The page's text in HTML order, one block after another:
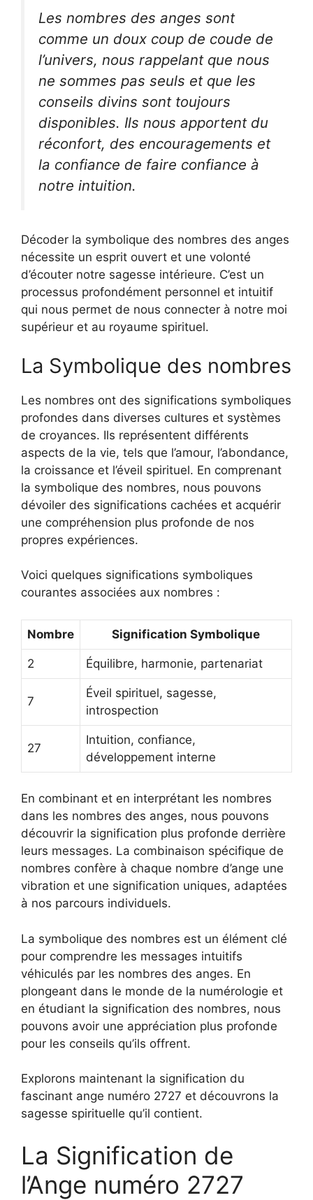
Les nombres des anges sont
comme un doux coup de coude de
l’univers, nous rappelant que nous
ne sommes pas seuls et que les
conseils divins sont toujours
disponibles. Ils nous apportent du
réconfort, des encouragements et
la confiance de faire confiance à
notre intuition.
Décoder la symbolique des nombres des anges
nécessite un esprit ouvert et une volonté
d’écouter notre sagesse intérieure. C’est un
processus profondément personnel et intuitif
qui nous permet de nous connecter à notre moi
supérieur et au royaume spirituel.
La Symbolique des nombres
Les nombres ont des significations symboliques
profondes dans diverses cultures et systèmes
de croyances. Ils représentent différents
aspects de la vie, tels que l’amour, l’abondance,
la croissance et l’éveil spirituel. En comprenant
la symbolique des nombres, nous pouvons
dévoiler des significations cachées et acquérir
une compréhension plus profonde de nos
propres expériences.
Voici quelques significations symboliques
courantes associées aux nombres :
Nombre Signification Symbolique
2 Équilibre, harmonie, partenariat
7
Éveil spirituel, sagesse,
introspection
27
Intuition, confiance,
développement interne
En combinant et en interprétant les nombres
dans les nombres des anges, nous pouvons
découvrir la signification plus profonde derrière
leurs messages. La combinaison spécifique de
nombres confère à chaque nombre d’ange une
vibration et une signification uniques, adaptées
à nos parcours individuels.
La symbolique des nombres est un élément clé
pour comprendre les messages intuitifs
véhiculés par les nombres des anges. En
plongeant dans le monde de la numérologie et
en étudiant la signification des nombres, nous
pouvons avoir une appréciation plus profonde
pour les conseils qu’ils offrent.
Explorons maintenant la signification du
fascinant ange numéro 2727 et découvrons la
sagesse spirituelle qu’il contient.
La Signification de
l’Ange numéro 2727